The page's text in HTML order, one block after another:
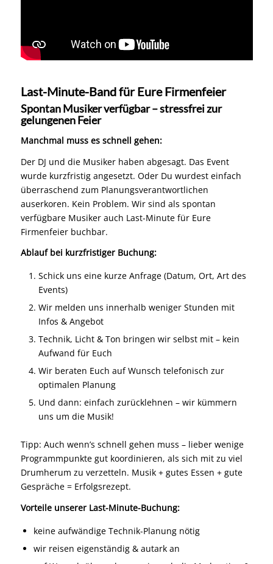
Last-Minute-Band für Eure Firmenfeier
Spontan Musiker verfügbar – stressfrei zur
gelungenen Feier
Manchmal muss es schnell gehen:
Der DJ und die Musiker haben abgesagt. Das Event
wurde kurzfristig angesetzt. Oder Du wurdest einfach
überraschend zum Planungsverantwortlichen
auserkoren. Kein Problem. Wir sind als spontan
verfügbare Musiker auch Last-Minute für Eure
Firmenfeier buchbar.
Ablauf bei kurzfristiger Buchung:
Schick uns eine kurze Anfrage (Datum, Ort, Art des
Events)
Wir melden uns innerhalb weniger Stunden mit
Infos & Angebot
Technik, Licht & Ton bringen wir selbst mit – kein
Aufwand für Euch
Wir beraten Euch auf Wunsch telefonisch zur
optimalen Planung
Und dann: einfach zurücklehnen – wir kümmern
uns um die Musik!
Tipp: Auch wenn’s schnell gehen muss – lieber wenige
Programmpunkte gut koordinieren, als sich mit zu viel
Drumherum zu verzetteln. Musik + gutes Essen + gute
Gespräche = Erfolgsrezept.
Vorteile unserer Last-Minute-Buchung:
keine aufwändige Technik-Planung nötig
wir reisen eigenständig & autark an